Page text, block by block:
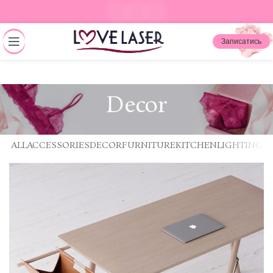
Записатись
Decor
ALLACCESSORIESDECORFURNITUREKITCHENLIGHTING